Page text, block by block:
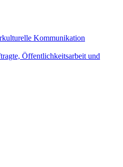
Kommunikation
Öffentlichkeitsarbeit und